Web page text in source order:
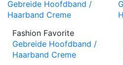
Fashion Favorite
Gebreide Hoofdband /
Haarband Creme